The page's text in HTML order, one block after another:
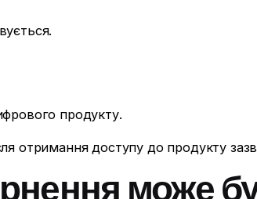
продукту.
отримання доступу до продукту
може